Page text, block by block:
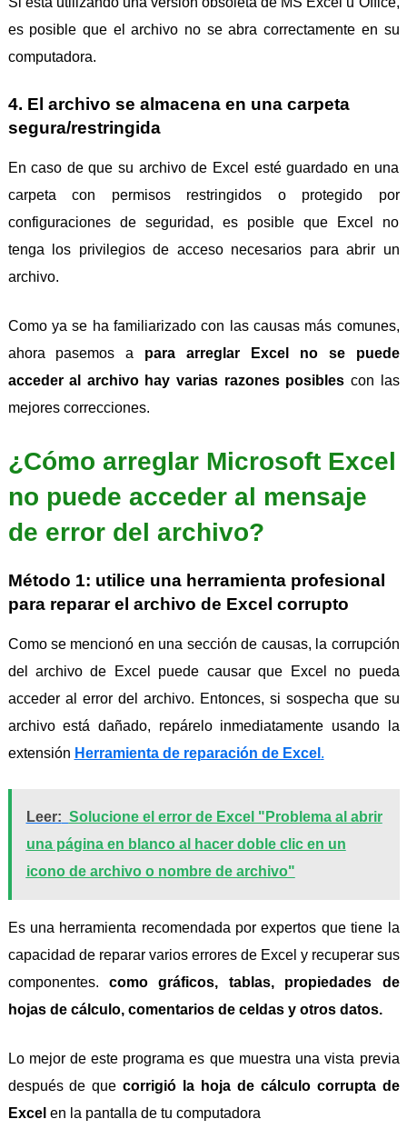
es posible que el archivo no se abra correctamente en su
computadora.
4. El archivo se almacena en una carpeta
segura/restringida
En caso de que su archivo de Excel esté guardado en una
carpeta con permisos restringidos o protegido por
configuraciones de seguridad, es posible que Excel no
tenga los privilegios de acceso necesarios para abrir un
archivo.
Como ya se ha familiarizado con las causas más comunes,
ahora pasemos a para arreglar Excel no se puede
acceder al archivo hay varias razones posibles con las
mejores correcciones.
¿Cómo arreglar Microsoft Excel
no puede acceder al mensaje
de error del archivo?
Método 1: utilice una herramienta profesional
para reparar el archivo de Excel corrupto
Como se mencionó en una sección de causas, la corrupción
del archivo de Excel puede causar que Excel no pueda
acceder al error del archivo. Entonces, si sospecha que su
archivo está dañado, repárelo inmediatamente usando la
extensión Herramienta de reparación de Excel .
Leer: Solucione el error de Excel "Problema al abrir
una página en blanco al hacer doble clic en un
icono de archivo o nombre de archivo"
Es una herramienta recomendada por expertos que tiene la
capacidad de reparar varios errores de Excel y recuperar sus
componentes. como gráficos, tablas, propiedades de
hojas de cálculo, comentarios de celdas y otros datos.
Lo mejor de este programa es que muestra una vista previa
después de quecorrigió la hoja de cálculo corrupta de
Excel en la pantalla de tu computadora